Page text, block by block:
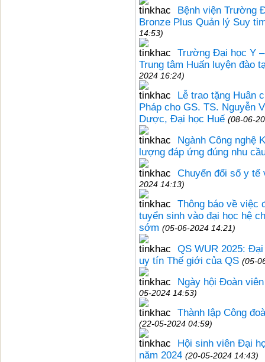
Bệnh viện Trường
Bronze Plus Quản lý Suy
14:53)
Trường Đại học Y
Trung tâm Huấn luyện đào
2024 16:24)
Lễ trao tặng Huân
Pháp cho GS. TS. Nguyễn
Dược, Đại học Huế (08-06-
Ngành Công nghệ
lượng đáp ứng đúng nhu
Chuyển đổi số y tế
2024 14:13)
Thông báo về việc
tuyển sinh vào đại học hệ
sớm (05-06-2024 14:21)
QS WUR 2025:
uy tín Thế giới của QS (05-
Ngày hội Đoàn
05-2024 14:53)
Thành lập Công
(22-05-2024 04:59)
Hội sinh viên Đại
năm 2024 (20-05-2024 14:43)